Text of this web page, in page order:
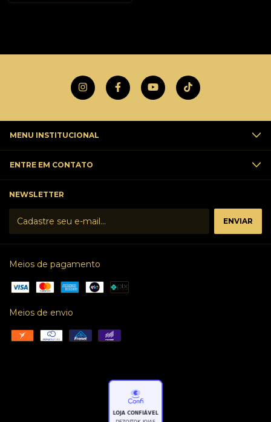
MENU INSTITUCIONAL
ENTRE EM CONTATO
NEWSLETTER
Meios de pagamento
Meios de envio